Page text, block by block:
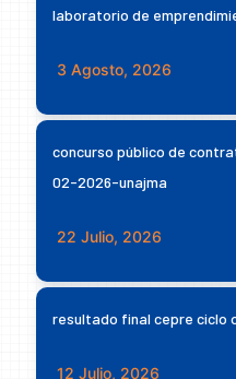
laboratorio de
3 Agosto, 2026
concurso público de
02-2026-unajma
22 Julio, 2026
resultado final cepre ciclo
12 Julio, 2026